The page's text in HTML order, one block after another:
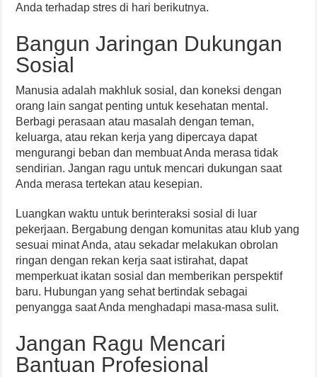
Anda terhadap stres di hari berikutnya.
Bangun Jaringan Dukungan
Sosial
Manusia adalah makhluk sosial, dan koneksi dengan
orang lain sangat penting untuk kesehatan mental.
Berbagi perasaan atau masalah dengan teman,
keluarga, atau rekan kerja yang dipercaya dapat
mengurangi beban dan membuat Anda merasa tidak
sendirian. Jangan ragu untuk mencari dukungan saat
Anda merasa tertekan atau kesepian.
Luangkan waktu untuk berinteraksi sosial di luar
pekerjaan. Bergabung dengan komunitas atau klub yang
sesuai minat Anda, atau sekadar melakukan obrolan
ringan dengan rekan kerja saat istirahat, dapat
memperkuat ikatan sosial dan memberikan perspektif
baru. Hubungan yang sehat bertindak sebagai
penyangga saat Anda menghadapi masa-masa sulit.
Jangan Ragu Mencari
Bantuan Profesional